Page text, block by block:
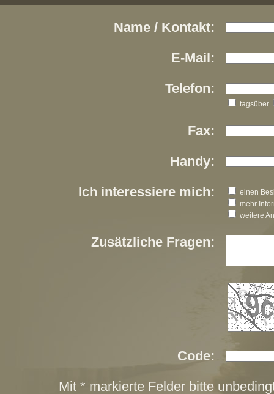
Name / Kontakt:
E-Mail:
Telefon:
tagsüber
Fax:
Handy:
Ich interessiere mich:
einen
mehr
weitere
Zusätzliche Fragen:
Code:
Mit * markierte Felder bitte